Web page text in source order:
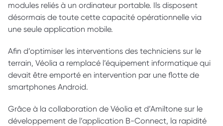
modules reliés à un ordinateur portable. Ils disposent
désormais de toute cette capacité opérationnelle via
une seule application mobile.
Afin d’optimiser les interventions des techniciens sur le
terrain, Véolia a remplacé l’équipement informatique qui
devait être emporté en intervention par une flotte de
smartphones Android.
Grâce à la collaboration de Véolia et d’Amiltone sur le
développement de l’application B-Connect, la rapidité